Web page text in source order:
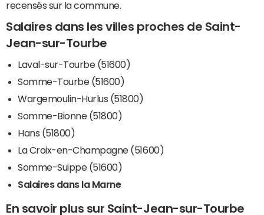
recensés sur la commune.
Salaires dans les villes proches de Saint-
Jean-sur-Tourbe
Laval-sur-Tourbe (51600)
Somme-Tourbe (51600)
Wargemoulin-Hurlus (51800)
Somme-Bionne (51800)
Hans (51800)
La Croix-en-Champagne (51600)
Somme-Suippe (51600)
Salaires dans la Marne
En savoir plus sur Saint-Jean-sur-Tourbe